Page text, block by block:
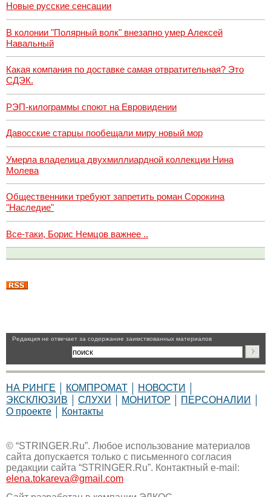
Новые русские сенсации
В колонии "Полярный волк" внезапно умер Алексей
Навальный
Какая компания по доставке самая отвратительная? Это
СДЭК.
РЭП-килограммы споют на Евровидении
Давосские старцы пообещали миру новый мор
Умерла владелица двухмиллиардной коллекции Нина
Молева
Общественники требуют запретить роман Сорокина
"Наследие"
Все-таки, Борис Немцов важнее ..
Pедакция не отвечает за содержание заимствованных материалов
НА РИНГЕ КОМПРОМАТ
НОВОСТИ
ЭКСКЛЮЗИВ
СЛУХИ МОНИТОР
ПЕРСОНАЛИИ
О проекте
Контакты
© “STRINGER.Ru”. Любое использование материалов
сайта допускается только с письменного согласия
редакции сайта “STRINGER.Ru”. Контактный e-mail:
elena.tokareva@gmail.com